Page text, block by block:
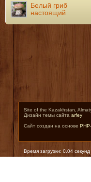
Белый гриб
настоящий
Site of the Kazakhstan,
Дизайн темы сайта arfey
Сайт создан на основе
Время загрузки: 0.04 секунд